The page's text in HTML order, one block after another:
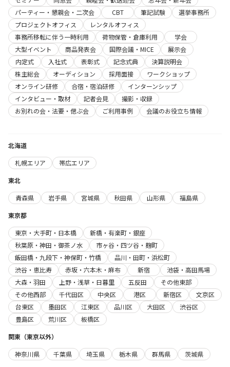
パーティー・懇親会・二次会
CBT 筆記試験
選挙事務所
プロジェクトオフィス
レンタルオフィス
事務所移転に伴う一時利用
荷物保管・倉庫利用
学会
大型イベント
商品発表会 国際会議・MICE
展示会
内定式
入社式 表彰式 記念式典
決算説明会
株主総会
オーディション 採用面接
ワークショップ
オンライン研修
合宿・宿泊研修
インターンシップ
インタビュー・取材
記者会見
撮影・収録
お別れの会・法要・偲ぶ会
ご利用事例 会議のお役立ち情報
北海道
札幌エリア
帯広エリア
東北
青森県
岩手県 宮城県 秋田県 山形県
福島県
東京都
東京・大手町・日本橋
新橋・有楽町・銀座
秋葉原・神田・御茶ノ水
市ヶ谷・四ツ谷・麹町
飯田橋・九段下・神保町・竹橋
品川・田町・浜松町
渋谷・恵比寿
赤坂・六本木・麻布 新宿
池袋・高田馬場
大森・羽田
上野・浅草・日暮里 五反田
その他東部
その他西部
千代田区 中央区 港区 新宿区
文京区
台東区
墨田区 江東区 品川区 大田区
渋谷区
豊島区
荒川区
板橋区
関東（東京以外）
神奈川県
千葉県 埼玉県 栃木県 群馬県
茨城県